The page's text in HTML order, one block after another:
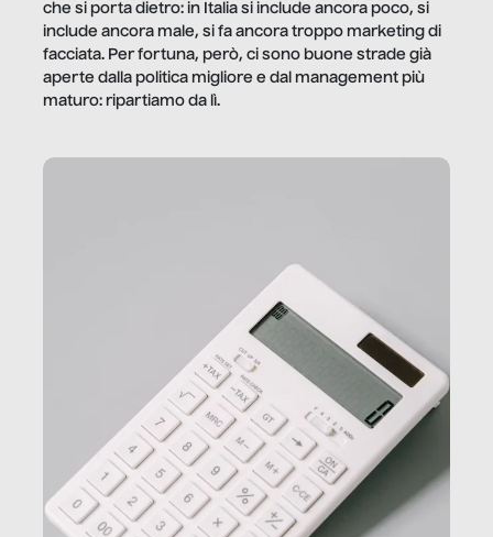
che si porta dietro: in Italia si include ancora poco, si
include ancora male, si fa ancora troppo marketing di
facciata. Per fortuna, però, ci sono buone strade già
aperte dalla politica migliore e dal management più
maturo: ripartiamo da lì.